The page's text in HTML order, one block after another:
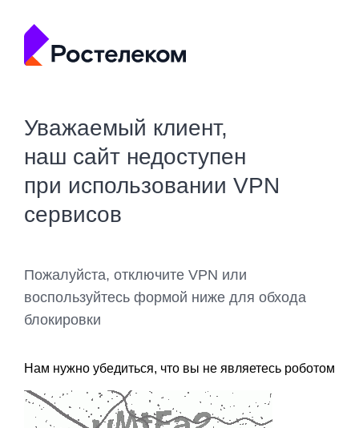
Уважаемый клиент,
наш сайт недоступен
при использовании VPN
сервисов
Пожалуйста, отключите VPN или
воспользуйтесь формой ниже для обхода
блокировки
Нам нужно убедиться, что вы не являетесь роботом